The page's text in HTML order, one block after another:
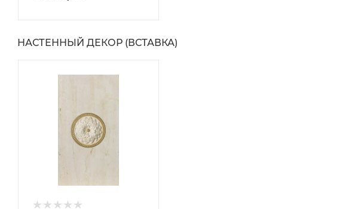
НАСТЕННЫЙ ДЕКОР (ВСТАВКА)